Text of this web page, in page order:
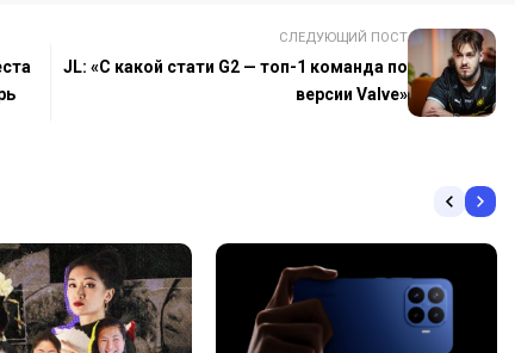
СЛЕДУЮЩИЙ ПОСТ
JL: «C какой стати G2 — топ-1 команда по
версии Valve»